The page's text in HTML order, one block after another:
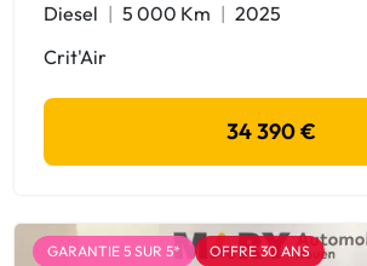
Diesel 5 000 Km
2025
Crit'Air
34 390 €
GARANTIE 5 SUR 5* OFFRE 30 ANS